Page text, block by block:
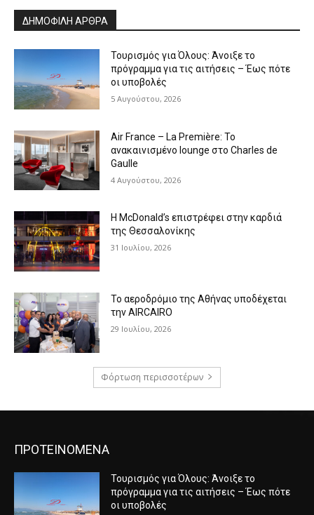
ΔΗΜΟΦΙΛΗ ΑΡΘΡΑ
Τουρισμός για Όλους: Άνοιξε το
πρόγραμμα για τις αιτήσεις – Έως πότε
οι υποβολές
5 Αυγούστου, 2026
Air France – La Première: Το
ανακαινισμένο lounge στο Charles de
Gaulle
4 Αυγούστου, 2026
Η McDonald’s επιστρέφει στην καρδιά
της Θεσσαλονίκης
31 Ιουλίου, 2026
Το αεροδρόμιο της Αθήνας υποδέχεται
την AIRCAIRO
29 Ιουλίου, 2026
Φόρτωση περισσοτέρων
ΠΡΟΤΕΙΝΟΜΕΝΑ
Τουρισμός για Όλους: Άνοιξε το
πρόγραμμα για τις αιτήσεις – Έως πότε
οι υποβολές